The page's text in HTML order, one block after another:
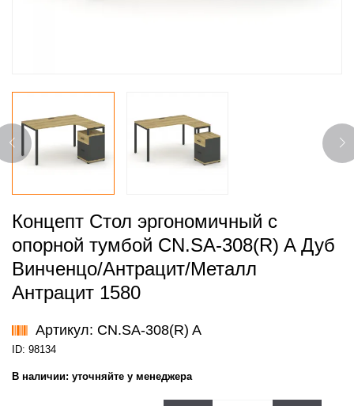
Концепт Стол эргономичный с
опорной тумбой CN.SA-308(R) A Дуб
Винченцо/Антрацит/Металл
Антрацит 1580
Артикул: CN.SA-308(R) A
ID: 98134
В наличии: уточняйте у менеджера